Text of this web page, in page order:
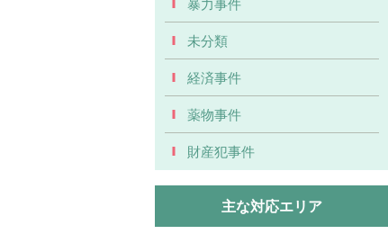
未分類
経済事件
薬物事件
財産犯事件
主な対応エリア